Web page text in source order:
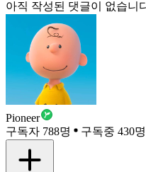
아직 작성된 댓글이 없습니
Pioneer
구독자 788명
구독중 430명